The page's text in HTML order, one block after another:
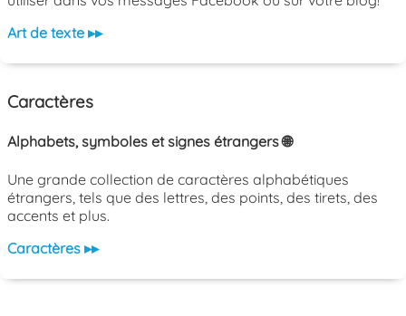
Art de texte ▸▸
Caractères
Alphabets, symboles et signes étrangers 🌐
Une grande collection de caractères alphabétiques
étrangers, tels que des lettres, des points, des tirets, des
accents et plus.
Caractères ▸▸